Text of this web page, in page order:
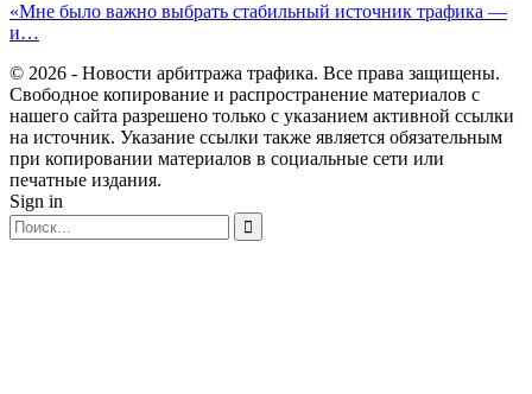
«Мне было важно выбрать стабильный источник трафика —
и…
© 2026 - Новости арбитража трафика. Все права защищены.
Свободное копирование и распространение материалов с
нашего сайта разрешено только с указанием активной ссылки
на источник. Указание ссылки также является обязательным
при копировании материалов в социальные сети или
печатные издания.
Sign in